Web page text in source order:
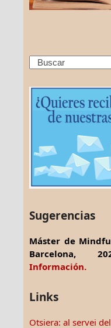
Search
Sugerencias
Máster de
Barcelona,
Información.
Links
Otsiera: al servei